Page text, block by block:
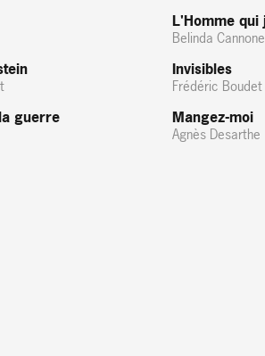
guerre
L'Homme qui
Belinda Cannone
Invisibles
Frédéric Boudet
Mangez-moi
Agnès Desarthe